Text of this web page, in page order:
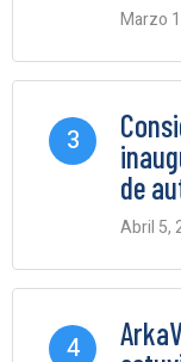
Marzo
3
de
Abril 5,
4